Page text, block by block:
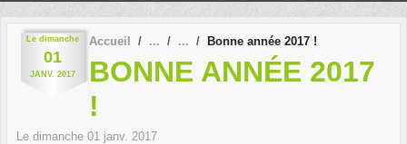
Le dimanche
01
JANV. 2017
Accueil Bonne année 2017 !
BONNE ANNÉE 2017
!
Le dimanche 01 janv. 2017